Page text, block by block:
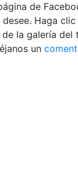
de
Haga
la galería
un